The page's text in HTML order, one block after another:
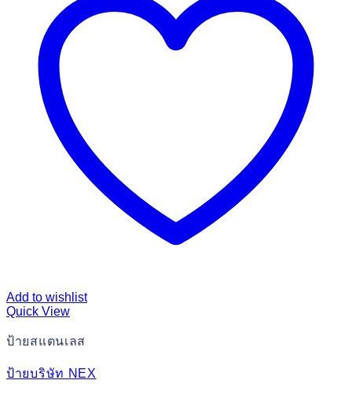
Add to wishlist
Quick View
ป้ายสแตนเลส
ป้ายบริษัท NEX